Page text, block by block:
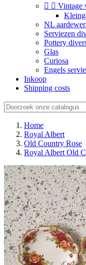
  Vintage
NL
Serviezen
Pottery
Glas
Curiosa
Engels
Inkoop
Shipping costs
Home
Royal Albert
Old Country Rose
Royal Albert Old